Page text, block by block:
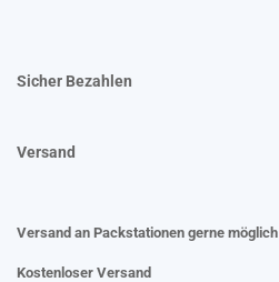
Sicher Bezahlen
Versand
Versand an Packstationen gerne möglich
Kostenloser Versand